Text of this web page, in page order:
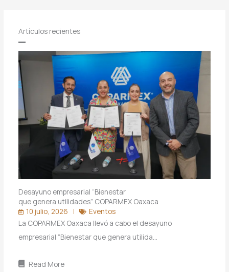
Artículos recientes
Desayuno empresarial “Bienestar
que genera utilidades” COPARMEX Oaxaca
10 julio, 2026
Eventos
La COPARMEX Oaxaca llevó a cabo el desayuno
empresarial “Bienestar que genera utilida…
Read More